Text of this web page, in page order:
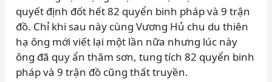
quyết định đốt hết 82 quyển binh pháp và 9 trận
đồ. Chỉ khi sau này cùng Vương Hủ chu du thiên
hạ ông mới viết lại một lần nữa nhưng lúc này
ông đã quy ẩn thâm sơn, tung tích 82 quyển binh
pháp và 9 trận đồ cũng thất truyền.